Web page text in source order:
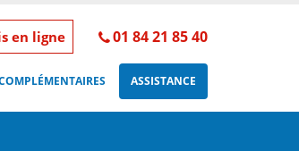
en ligne 01 84 21 85 40
ASSISTANCE